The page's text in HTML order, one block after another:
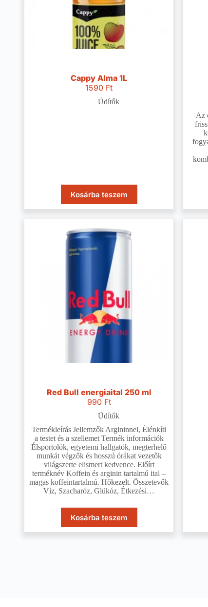
Cappy Alma 1L
1590 Ft
Üdítők
Kosárba teszem
Az
Red Bull energiaital 250 ml
990 Ft
Üdítők
Termékleírás Jellemzők Argininnel, Élénkíti
a testet és a szellemet Termék információk
Élsportolók, egyetemi hallgatók, megterhelő
munkát végzők és hosszú órákat vezetők
világszerte elismert kedvence. Előírt
terméknév Koffein és arginin tartalmú ital –
magas koffeintartalmú. Hőkezelt. Összetevők
Víz, Szacharóz, Glükóz, Étkezési…
Kosárba teszem